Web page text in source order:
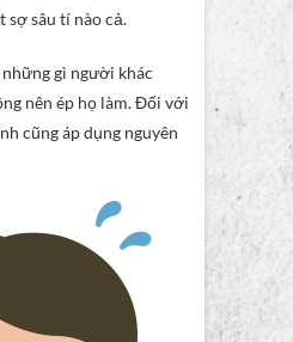
sợ sâu tí nào cả.
gì người khác
nên ép họ làm. Đối với
cũng áp dụng nguyên